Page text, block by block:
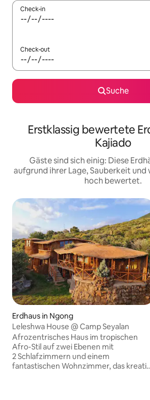
Check-in
Check-out
Suche
Erstklassig bewertete
Kajiado
Gäste sind sich einig: Diese
aufgrund ihrer Lage, Sauberkeit
hoch bewertet.
Erdhaus in Ngong
Leleshwa House @ Camp Seyalan
Afrozentrisches Haus im tropischen
Afro-Stil auf zwei Ebenen mit
2 Schlafzimmern und einem
fantastischen Wohnzimmer, das kreativ